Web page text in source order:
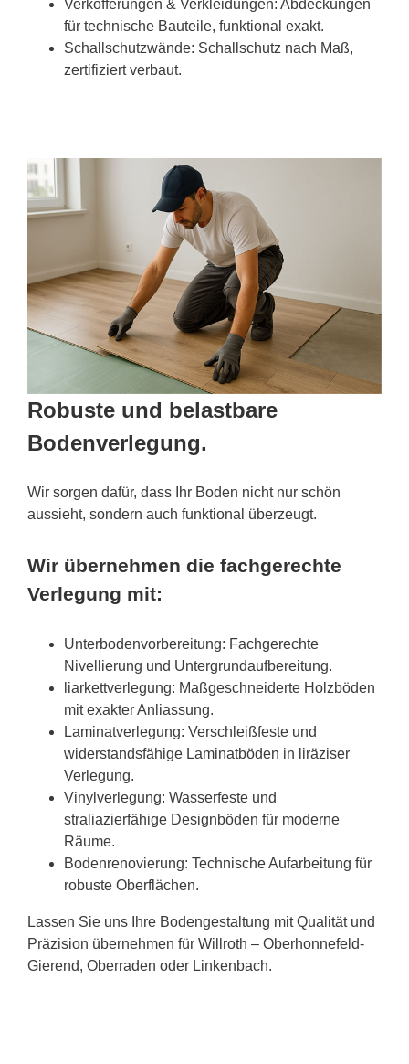
Verkofferungen & Verkleidungen: Abdeckungen
für technische Bauteile, funktional exakt.
Schallschutzwände: Schallschutz nach Maß,
zertifiziert verbaut.
Robuste und belastbare
Bodenverlegung.
Wir sorgen dafür, dass Ihr Boden nicht nur schön
aussieht, sondern auch funktional überzeugt.
Wir übernehmen die fachgerechte
Verlegung mit:
Unterbodenvorbereitung: Fachgerechte
Nivellierung und Untergrundaufbereitung.
liarkettverlegung: Maßgeschneiderte Holzböden
mit exakter Anliassung.
Laminatverlegung: Verschleißfeste und
widerstandsfähige Laminatböden in liräziser
Verlegung.
Vinylverlegung: Wasserfeste und
straliazierfähige Designböden für moderne
Räume.
Bodenrenovierung: Technische Aufarbeitung für
robuste Oberflächen.
Lassen Sie uns Ihre Bodengestaltung mit Qualität und
Präzision übernehmen für Willroth – Oberhonnefeld-
Gierend, Oberraden oder Linkenbach.